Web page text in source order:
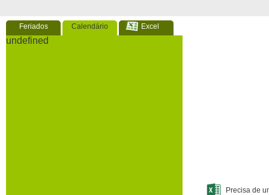
Feriados Calendário Excel
undefined
Precisa de